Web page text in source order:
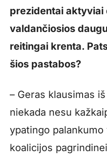
prezidentai aktyviai
valdančiosios
reitingai krenta.
šios pastabos?
– Geras klausimas
niekada nesu
ypatingo palankumo
koalicijos